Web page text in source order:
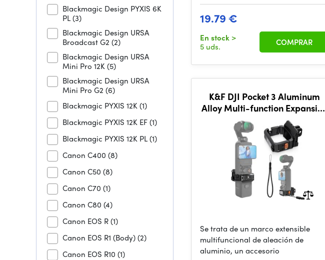
Blackmagic Design PYXIS 6K
PL(3)
Blackmagic Design URSA
Broadcast G2 (2)
Blackmagic Design URSA
Mini Pro 12K(5)
Blackmagic Design URSA
Mini Pro G2 (6)
Blackmagic PYXIS 12K(1)
Blackmagic PYXIS 12K EF(1)
Blackmagic PYXIS 12K PL(1)
Canon C400 (8)
Canon C50 (8)
Canon C70 (1)
Canon C80 (4)
Canon EOS R(1)
Canon EOS R1 (Body)(2)
Canon EOS R10 (1)
19.79 €
En stock >
5 uds.
COMPRAR
K&F DJI Pocket 3 Aluminum
Alloy Multi-function Expansion
Frame
Se trata de un marco extensible
multifuncional de aleación de
aluminio, un accesorio